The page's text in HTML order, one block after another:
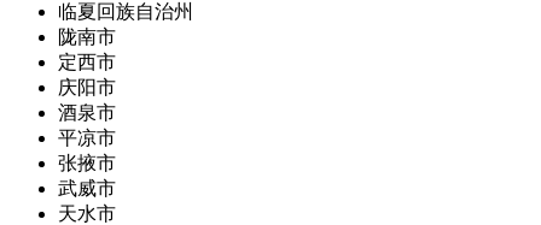
临夏回族自治州
陇南市
定西市
庆阳市
酒泉市
平凉市
张掖市
武威市
天水市